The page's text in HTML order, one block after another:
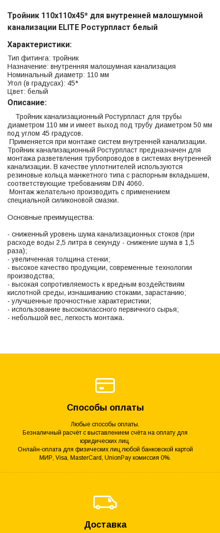
Тройник 110х110х45* для внутренней малошумной
канализации ELITE Ростурпласт белый
Характеристики:
Тип фитинга: тройник
Назначение: внутренняя малошумная канализация
Номинальный диаметр: 110 мм
Угол (в градусах): 45*
Цвет: белый
Описание:
Тройник канализационный Ростурпласт для трубы
диаметром 110 мм и имеет выход под трубу диаметром 50 мм
под углом 45 градусов.
Применяется при монтаже систем внутренней канализации.
Тройник канализационный Ростурпласт предназначен для
монтажа разветвления трубопроводов в системах внутренней
канализации. В качестве уплотнителей используются
резиновые кольца манжетного типа с распорным вкладышем,
соответствующие требованиям DIN 4060.
Монтаж желательно производить с применением
специальной силиконовой смазки.
Основные преимущества:
- сниженный уровень шума канализационных стоков (при
расходе воды 2,5 литра в секунду - снижение шума в 1,5
раза);
- увеличенная толщина стенки;
- высокое качество продукции, современные технологии
производства;
- высокая сопротивляемость к вредным воздействиям
кислотной среды, изнашиванию стоками, зарастанию;
- улучшенные прочностные характеристики;
- использование высококлассного первичного сырья;
- небольшой вес, легкость монтажа.
Способы оплаты
Любые способы оплаты.
Безналичный расчёт с выставлением счёта на оплату для
юридических лиц.
Онлайн-оплата для физических лиц любой банковской картой
МИР, Visa, MasterCard, UnionPay комиссия 0%.
Доставка